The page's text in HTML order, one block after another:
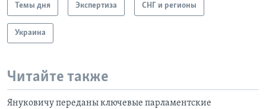
Темы дня Экспертиза СНГ и регионы
Украина
Читайте также
Януковичу переданы ключевые парламентские